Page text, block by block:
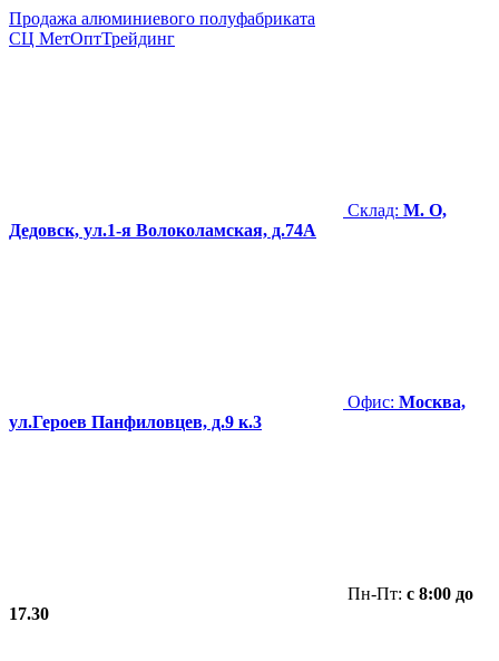
Продажа алюминиевого полуфабриката
СЦ МетОптТрейдинг
Склад: М. О,
Дедовск, ул.1-я Волоколамская, д.74А
Офис: Москва,
ул.Героев Панфиловцев, д.9 к.3
Пн-Пт: с 8:00 до
17.30